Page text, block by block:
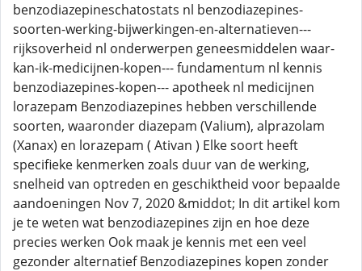
benzodiazepineschatostats nl benzodiazepines-
soorten-werking-bijwerkingen-en-alternatieven---
rijksoverheid nl onderwerpen geneesmiddelen waar-
kan-ik-medicijnen-kopen--- fundamentum nl kennis
benzodiazepines-kopen--- apotheek nl medicijnen
lorazepam Benzodiazepines hebben verschillende
soorten, waaronder diazepam (Valium), alprazolam
(Xanax) en lorazepam ( Ativan ) Elke soort heeft
specifieke kenmerken zoals duur van de werking,
snelheid van optreden en geschiktheid voor bepaalde
aandoeningen Nov 7, 2020 &middot; In dit artikel kom
je te weten wat benzodiazepines zijn en hoe deze
precies werken Ook maak je kennis met een veel
gezonder alternatief Benzodiazepines kopen zonder